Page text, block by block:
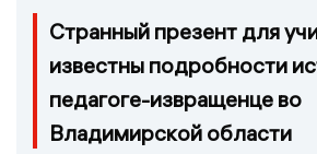
Странный презент для
известны подробности
педагоге-извращенце во
Владимирской области